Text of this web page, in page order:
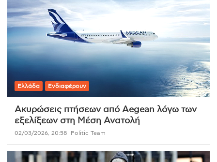
Ελλάδα Ενδιαφέρουν
Ακυρώσεις πτήσεων από Aegean λόγω των
εξελίξεων στη Μέση Ανατολή
02/03/2026, 20:58 Politic Team